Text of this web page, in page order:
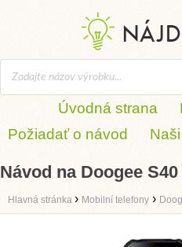
Úvodná strana
Požiadať o návod
Návod na Doogee S40
Hlavná stránka › Mobilní telefony ›